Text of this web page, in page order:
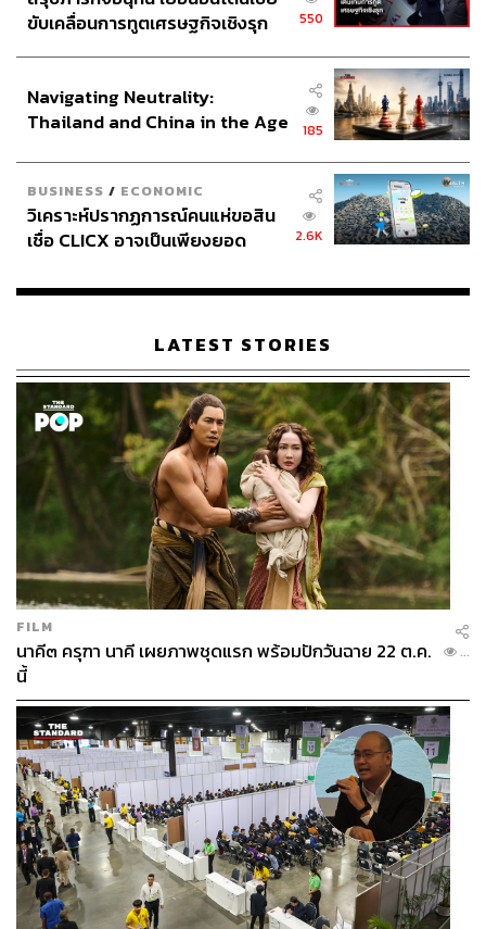
ขับเคลื่อนการทูตเศรษฐกิจเชิงรุก
550
Navigating Neutrality:
Thailand and China in the Age
185
BUSINESS / ECONOMIC
วิเคราะห์ปรากฏการณ์คนแห่ขอสิน
เชื่อ CLICX อาจเป็นเพียงยอด
เรือนไทยที่ถูกซุกไว้
2.6K
LATEST STORIES
FILM
นาคี๓ ครุฑา นาคี เผยภาพชุดแรก พร้อมปักวันฉาย 22 ต.ค.
นี้
...